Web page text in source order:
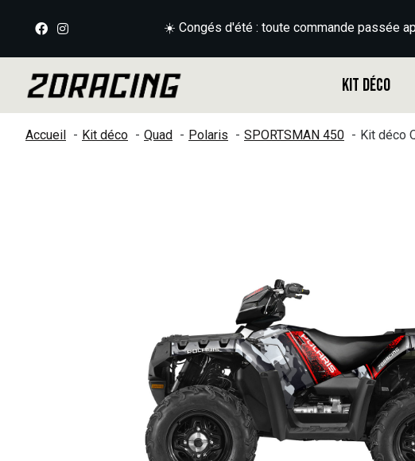
☀️ Congés d'été : toute commande passée
Kit déco
Accueil Kit déco Quad Polaris SPORTSMAN 450 Kit déco